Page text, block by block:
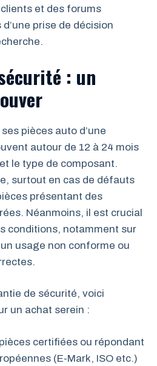
et des forums
prise de décision
: un
pièces auto d’une
autour de 12 à 24 mois
le type de composant.
surtout en cas de défauts
présentant des
Néanmoins, il est crucial
conditions, notamment sur
usage non conforme ou
de sécurité, voici
un achat serein :
certifiées ou répondant
(E-Mark, ISO etc.)